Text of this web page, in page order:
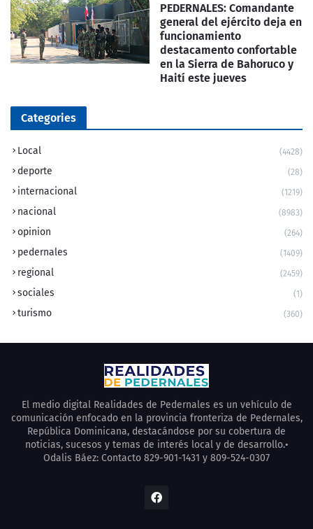
PEDERNALES: Comandante
general del ejército deja en
funcionamiento
destacamento confortable
en la Sierra de Bahoruco y
Haití este jueves
Categories
Local (4428)
deporte (28)
internacional (1219)
nacional (8983)
opinion (264)
pedernales (1409)
regional (2459)
sociales (1)
turismo (360)
El medio digital Realidades de Pedernales es un vehículo de
comunicación enfocado en la provincia fronteriza de Pedernales,
República Dominicana, destacándose por su cobertura de
noticias, sucesos y temas de interés local y de desarrollo.•
Odalis Báez: Contacto 829-901-1431 y 809-524-0307